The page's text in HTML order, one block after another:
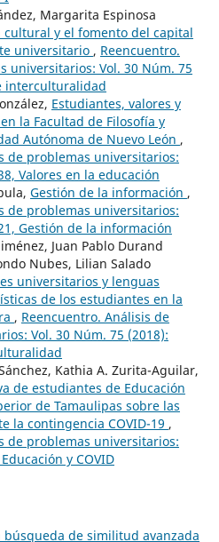
Margarita Espinosa
cultural y el fomento del capital
universitario , Reencuentro.
universitarios: Vol. 30 Núm. 75
interculturalidad
Estudiantes, valores y
la Facultad de Filosofía y
Autónoma de Nuevo León ,
de problemas universitarios:
Valores en la educación
Gestión de la información ,
de problemas universitarios:
Gestión de la información
Juan Pablo Durand
Nubes, Lilian Salado
universitarios y lenguas
de los estudiantes en la
, Reencuentro. Análisis de
Vol. 30 Núm. 75 (2018):
Kathia A. Zurita-Aguilar,
de estudiantes de Educación
de Tamaulipas sobre las
la contingencia COVID-19 ,
de problemas universitarios:
y COVID
de similitud avanzada